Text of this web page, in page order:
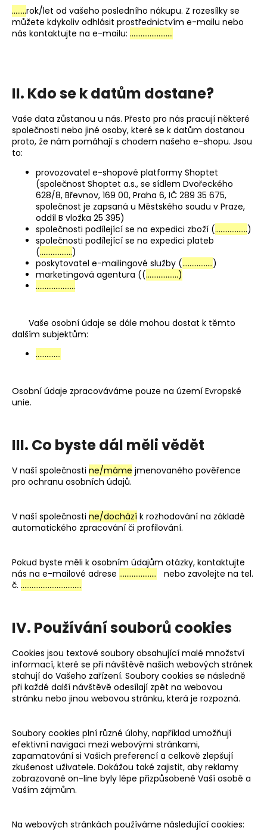
……..rok/let od vašeho posledního nákupu. Z rozesílky se
můžete kdykoliv odhlásit prostřednictvím e-mailu nebo
nás kontaktujte na e-mailu: ……………………
II. Kdo se k datům dostane?
Vaše data zůstanou u nás. Přesto pro nás pracují některé
společnosti nebo jiné osoby, které se k datům dostanou
proto, že nám pomáhají s chodem našeho e-shopu. Jsou
to:
provozovatel e-shopové platformy Shoptet
(společnost Shoptet a.s., se sídlem Dvořeckého
628/8, Břevnov, 169 00, Praha 6, IČ 289 35 675,
společnost je zapsaná u Městského soudu v Praze,
oddíl B vložka 25 395)
společnosti podílející se na expedici zboží (………………)
společnosti podílející se na expedici plateb
(………………)
poskytovatel e-mailingové služby (……………..)
marketingová agentura ((………………)
………………….
Vaše osobní údaje se dále mohou dostat k těmto
dalším subjektům:
…………..
Osobní údaje zpracováváme pouze na území Evropské
unie.
III. Co byste dál měli vědět
V naší společnosti ne/máme jmenovaného pověřence
pro ochranu osobních údajů.
V naší společnosti ne/dochází k rozhodování na základě
automatického zpracování či profilování.
Pokud byste měli k osobním údajům otázky, kontaktujte
nás na e-mailové adrese …………………
nebo zavolejte na tel.
č. …………………………….
IV. Používání souborů cookies
Cookies jsou textové soubory obsahující malé množství
informací, které se při návštěvě našich webových stránek
stahují do Vašeho zařízení. Soubory cookies se následně
při každé další návštěvě odesílají zpět na webovou
stránku nebo jinou webovou stránku, která je rozpozná.
Soubory cookies plní různé úlohy, například umožňují
efektivní navigaci mezi webovými stránkami,
zapamatování si Vašich preferencí a celkově zlepšují
zkušenost uživatele. Dokážou také zajistit, aby reklamy
zobrazované on-line byly lépe přizpůsobené Vaší osobě a
Vaším zájmům.
Na webových stránkách používáme následující cookies: